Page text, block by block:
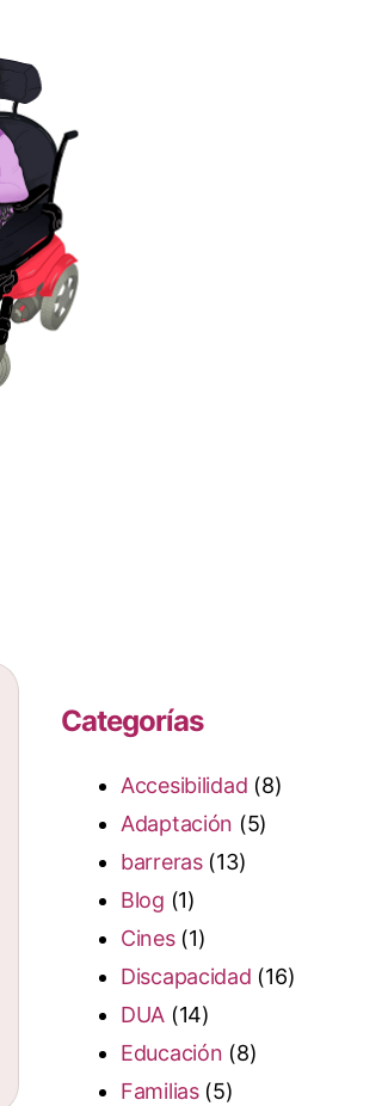
Categorías
Accesibilidad (8)
Adaptación (5)
barreras(13)
Blog (1)
Cines(1)
Discapacidad (16)
DUA (14)
Educación (8)
Familias(5)